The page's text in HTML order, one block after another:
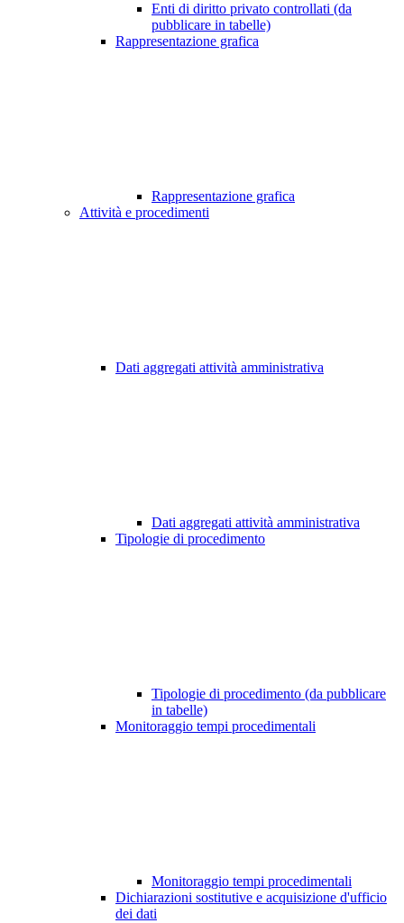
Enti di diritto privato controllati (da
pubblicare in tabelle)
Rappresentazione grafica
Rappresentazione grafica
Attività e procedimenti
Dati aggregati attività amministrativa
Dati aggregati attività amministrativa
Tipologie di procedimento
Tipologie di procedimento (da pubblicare
in tabelle)
Monitoraggio tempi procedimentali
Monitoraggio tempi procedimentali
Dichiarazioni sostitutive e acquisizione d'ufficio
dei dati